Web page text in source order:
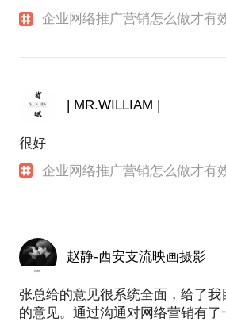
企业网络推广营销怎么做才有
| MR.WILLIAM |
很好
企业网络推广营销怎么做才有
赵静-西安支流映画摄影
张总给的意见很系统全面，给了
的意见。通过沟通对网络营销有了